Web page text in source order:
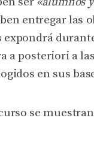
entregar las
a posteriori a
en sus
se